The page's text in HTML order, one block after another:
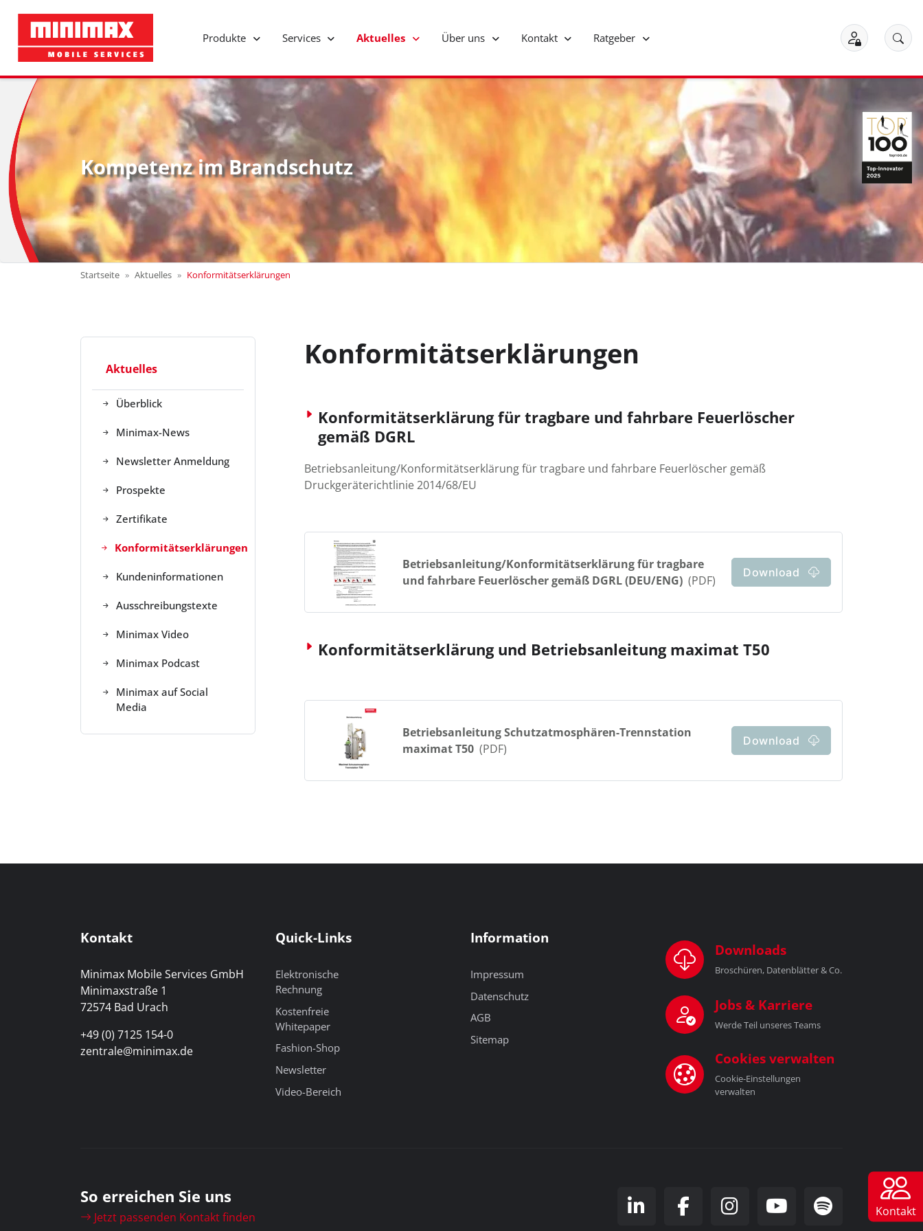
Produkte Services Aktuelles Über uns Kontakt Ratgeber
Kompetenz im Brandschutz
Startseite Aktuelles Konformitätserklärungen
Aktuelles
Überblick
Minimax-News
Newsletter Anmeldung
Prospekte
Zertifikate
Konformitätserklärungen
Kundeninformationen
Ausschreibungstexte
Minimax Video
Minimax Podcast
Minimax auf Social
Media
Konformitätserklärungen
Konformitätserklärung für tragbare und fahrbare Feuerlöscher
gemäß DGRL
Betriebsanleitung/Konformitätserklärung für tragbare und fahrbare Feuerlöscher gemäß
Druckgeräterichtlinie 2014/68/EU
Betriebsanleitung/Konformitätserklärung für tragbare
und fahrbare Feuerlöscher gemäß DGRL (DEU/ENG) (PDF)
Download
Konformitätserklärung und Betriebsanleitung maximat T50
Betriebsanleitung Schutzatmosphären-Trennstation
maximat T50 (PDF)
Download
Kontakt
Minimax Mobile Services GmbH
Minimaxstraße 1
72574 Bad Urach
+49 (0) 7125 154-0
zentrale@minimax.de
Quick-Links
Elektronische
Rechnung
Kostenfreie
Whitepaper
Fashion-Shop
Newsletter
Video-Bereich
Information
Impressum
Datenschutz
AGB
Sitemap
Downloads
Broschüren, Datenblätter & Co.
Jobs & Karriere
Werde Teil unseres Teams
Cookies verwalten
Cookie-Einstellungen
verwalten
So erreichen Sie uns
Jetzt passenden Kontakt finden Kontakt